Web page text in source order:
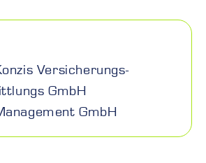
Versicherungs-
GmbH
GmbH